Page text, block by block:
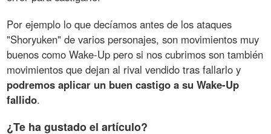
Por ejemplo lo que decíamos antes de los ataques
"Shoryuken" de varios personajes, son movimientos muy
buenos como Wake-Up pero si nos cubrimos son también
movimientos que dejan al rival vendido tras fallarlo y
podremos aplicar un buen castigo a su Wake-Up
fallido.
¿Te ha gustado el artículo?